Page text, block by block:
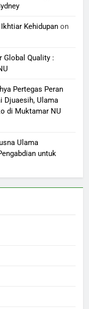
Kehidupan on
Global Quality :
Pertegas Peran
Djuaesih, Ulama
di Muktamar NU
Ulama
untuk